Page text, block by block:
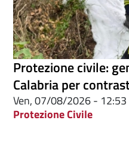
Protezione civile:
Calabria per
Ven, 07/08/2026 - 12:53
Protezione Civile